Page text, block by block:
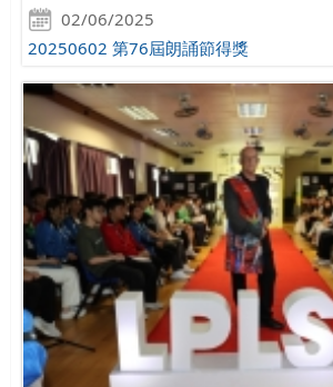
02/06/2025
20250602 第76屆朗誦節得獎